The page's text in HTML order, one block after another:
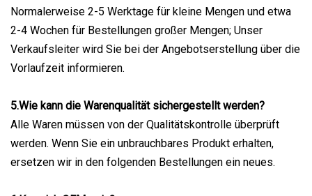
Normalerweise 2-5 Werktage für kleine Mengen und etwa
2-4 Wochen für Bestellungen großer Mengen; Unser
Verkaufsleiter wird Sie bei der Angebotserstellung über die
Vorlaufzeit informieren.
5.Wie kann die Warenqualität sichergestellt werden?
Alle Waren müssen von der Qualitätskontrolle überprüft
werden. Wenn Sie ein unbrauchbares Produkt erhalten,
ersetzen wir in den folgenden Bestellungen ein neues.